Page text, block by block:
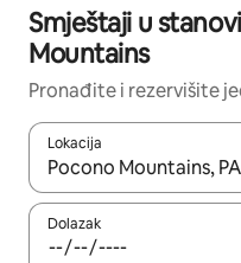
Smještaji u
Mountains
Pronađite i rezervišite
Lokacija
Kad rezultati budu
Dolazak